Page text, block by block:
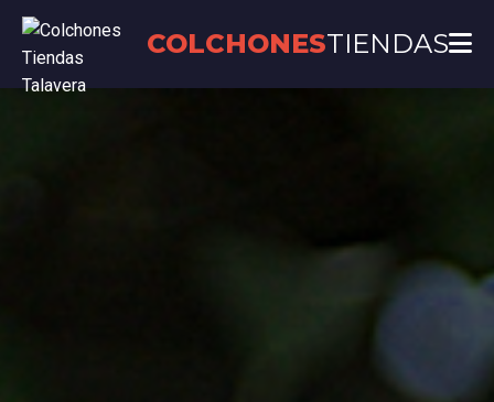
COLCHONESTIENDAS